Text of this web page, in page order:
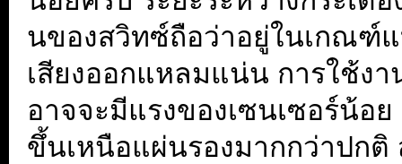
นของสวิทซ์ถือว่าอยู่ในเกณฑ์
เสียงออกแหลมแน่น การใช้ง
อาจจะมีแรงของเซนเซอร์น้อ
ขึ้นเหนือแผ่นรองมากกว่าปก